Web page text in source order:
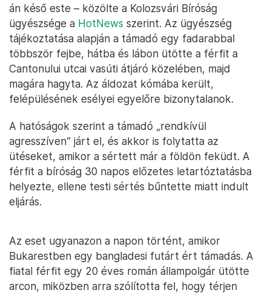
án késő este – közölte a Kolozsvári Bíróság
ügyészsége a HotNews szerint. Az ügyészség
tájékoztatása alapján a támadó egy fadarabbal
többször fejbe, hátba és lábon ütötte a férfit a
Cantonului utcai vasúti átjáró közelében, majd
magára hagyta. Az áldozat kómába került,
felépülésének esélyei egyelőre bizonytalanok.
A hatóságok szerint a támadó „rendkívül
agresszíven” járt el, és akkor is folytatta az
ütéseket, amikor a sértett már a földön feküdt. A
férfit a bíróság 30 napos előzetes letartóztatásba
helyezte, ellene testi sértés bűntette miatt indult
eljárás.
Az eset ugyanazon a napon történt, amikor
Bukarestben egy bangladesi futárt ért támadás. A
fiatal férfit egy 20 éves román állampolgár ütötte
arcon, miközben arra szólította fel, hogy térjen